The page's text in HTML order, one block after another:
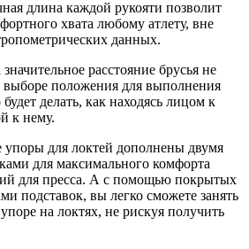
длина каждой рукояти позволит
хвата любому атлету, вне
данных.
расстояние брусья не
выборе положения для выполнения
делать, как находясь лицом к
к нему.
для локтей дополнены двумя
для максимального комфорта
для пресса. А с помощью покрытых
подставок, вы легко сможете занять
на локтях, не рискуя получить